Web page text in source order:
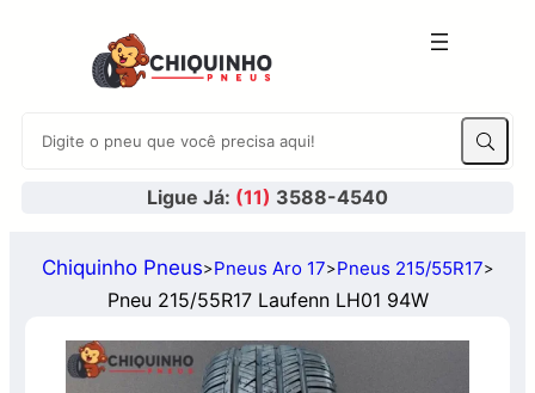
Ligue Já: (11) 3588-4540
Chiquinho Pneus>Pneus Aro 17>Pneus 215/55R17>
Pneu 215/55R17 Laufenn LH01 94W